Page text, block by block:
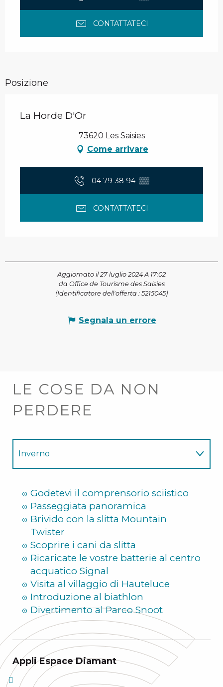
CONTATTATECI
Posizione
La Horde D'Or
73620 Les Saisies
Come arrivare
04 79 38 94 ▒▒
CONTATTATECI
Aggiornato il 27 luglio 2024 A 17:02
da Office de Tourisme des Saisies
(Identificatore dell'offerta : 5215045)
Segnala un errore
LE COSE DA NON
PERDERE
Inverno
Godetevi il comprensorio sciistico
Passeggiata panoramica
Brivido con la slitta Mountain
Twister
Scoprire i cani da slitta
Ricaricate le vostre batterie al centro
acquatico Signal
Visita al villaggio di Hauteluce
Introduzione al biathlon
Divertimento al Parco Snoot
Appli Espace Diamant